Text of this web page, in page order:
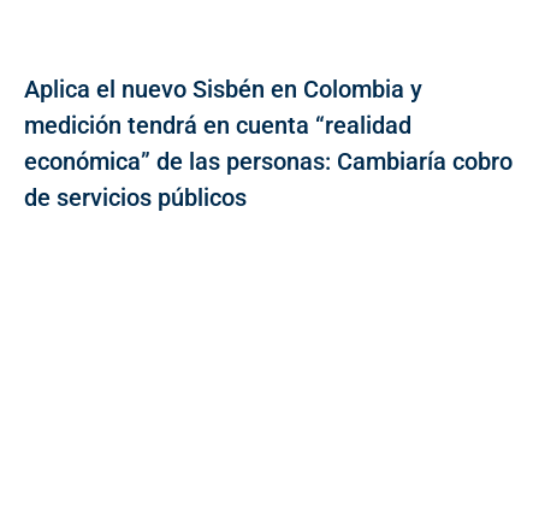
Aplica el nuevo Sisbén en Colombia y
medición tendrá en cuenta “realidad
económica” de las personas: Cambiaría cobro
de servicios públicos